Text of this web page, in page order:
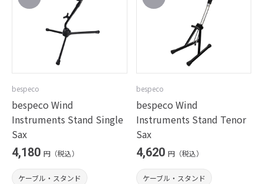
bespeco
bespeco Wind
Instruments Stand Single
Sax
4,180 円（税込）
ケーブル・スタンド
bespeco
bespeco Wind
Instruments Stand Tenor
Sax
4,620 円（税込）
ケーブル・スタンド